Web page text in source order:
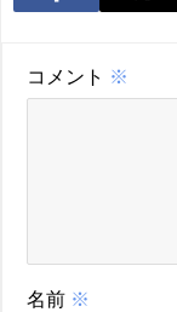
コメント ※
名前 ※